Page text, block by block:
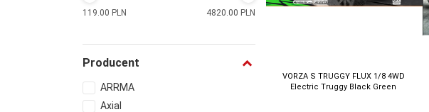
119.00 PLN 4820.00 PLN
Producent
ARRMA
Axial
VORZA S TRUGGY FLUX 1/8 4WD
Electric Truggy Black Green